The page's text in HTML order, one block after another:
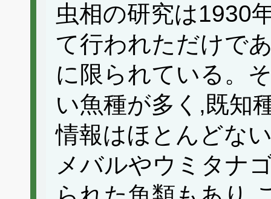
虫相の研究は1930
て行われただけで
に限られている。
い魚種が多く,既知
情報はほとんどな
メバルやウミタナ